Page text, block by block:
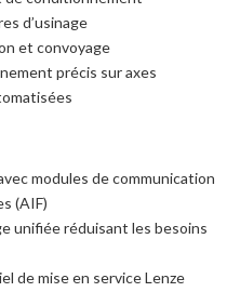
d’usinage
et convoyage
précis sur axes
modules de communication
(AIF)
unifiée réduisant les besoins
de mise en service Lenze